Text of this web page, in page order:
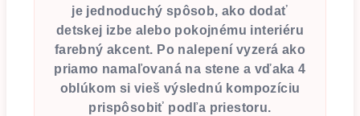
je jednoduchý spôsob, ako dodať
detskej izbe alebo pokojnému interiéru
farebný akcent. Po nalepení vyzerá ako
priamo namaľovaná na stene a vďaka 4
oblúkom si vieš výslednú kompozíciu
prispôsobiť podľa priestoru.